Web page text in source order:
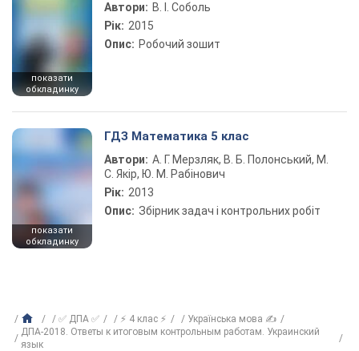
показати
обкладинку
Автори: В. І. Соболь
Рік: 2015
Опис: Робочий зошит
показати
обкладинку
ГДЗ Математика 5 клас
Автори: А. Г. Мерзляк, В. Б. Полонський, М.
С. Якір, Ю. М. Рабінович
Рік: 2013
Опис: Збірник задач і контрольних робіт
✅ ДПА ✅ ⚡ 4 клас ⚡
Українська мова ✍
ДПА-2018. Ответы к итоговым контрольным работам. Украинский
язык